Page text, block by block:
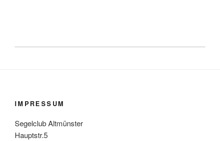
IMPRESSUM
Segelclub Altmünster
Hauptstr.5